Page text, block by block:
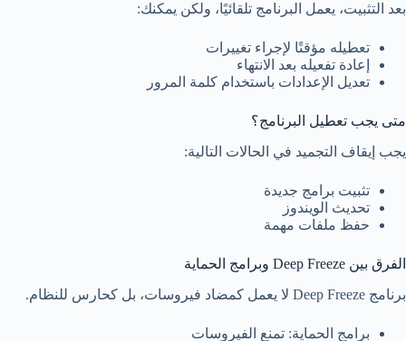
بعد التثبيت، يعمل البرنامج تلقائيًا، ولكن يمكنك:
تعطيله مؤقتًا لإجراء تغييرات
إعادة تفعيله بعد الانتهاء
تعديل الإعدادات باستخدام كلمة المرور
متى يجب تعطيل البرنامج؟
يجب إيقاف التجميد في الحالات التالية:
تثبيت برامج جديدة
تحديث الويندوز
حفظ ملفات مهمة
الفرق بين Deep Freeze وبرامج الحماية
برنامج Deep Freeze لا يعمل كمضاد فيروسات، بل كحارس للنظام.
برامج الحماية: تمنع الفيروسات